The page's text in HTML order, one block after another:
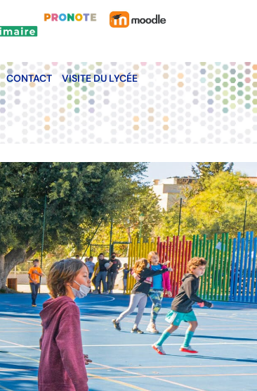
CONTACT VISITE DU LYCÉE